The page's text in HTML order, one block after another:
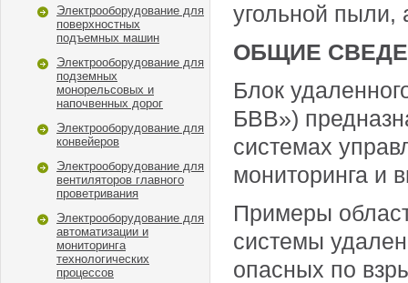
Электрооборудование для
поверхностных
подъемных машин
Электрооборудование для
подземных
монорельсовых и
напочвенных дорог
Электрооборудование для
конвейеров
Электрооборудование для
вентиляторов главного
проветривания
Электрооборудование для
автоматизации и
мониторинга
технологических
процессов
угольной пыли,
ОБЩИЕ
Блок
БВВ»)
системах
мониторинга и
Примеры
системы
опасных по